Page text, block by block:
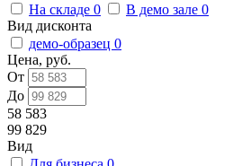
На складе 0 В демо зале 0
Вид дисконта
демо-образец 0
Цена, руб.
От
До
58 583
99 829
Вид